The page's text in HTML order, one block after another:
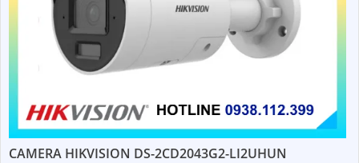
CAMERA HIKVISION DS-2CD2043G2-LI2UHUN